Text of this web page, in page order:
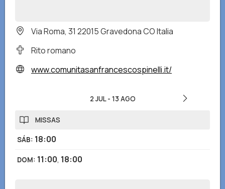
Via Roma, 31 22015 Gravedona CO Italia
Rito romano
www.comunitasanfrancescospinelli.it/
2 JUL- 13 AGO
MISSAS
SÁB: 18:00
DOM: 11:00, 18:00